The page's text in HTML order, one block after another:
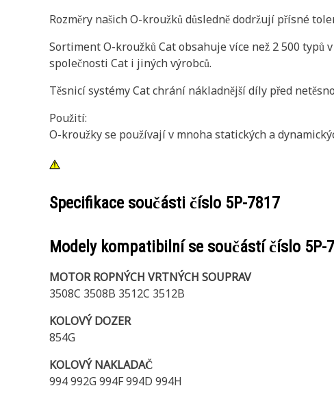
Rozměry našich O-kroužků důsledně dodržují přísné
Sortiment O-kroužků Cat obsahuje více než 2 500
společnosti Cat i jiných výrobců.
Těsnicí systémy Cat chrání nákladnější díly před
Použití:
O-kroužky se používají v mnoha statických a
Specifikace součásti číslo 5P-7817
Modely kompatibilní se součástí číslo 5P-
MOTOR ROPNÝCH VRTNÝCH SOUPRAV
3508C 3508B 3512C 3512B
KOLOVÝ DOZER
854G
KOLOVÝ NAKLADAČ
994 992G 994F 994D 994H